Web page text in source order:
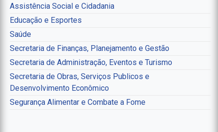
Assistência Social e Cidadania
Educação e Esportes
Saúde
Secretaria de Finanças, Planejamento e Gestão
Secretaria de Administração, Eventos e Turismo
Secretaria de Obras, Serviços Publicos e
Desenvolvimento Econômico
Segurança Alimentar e Combate a Fome